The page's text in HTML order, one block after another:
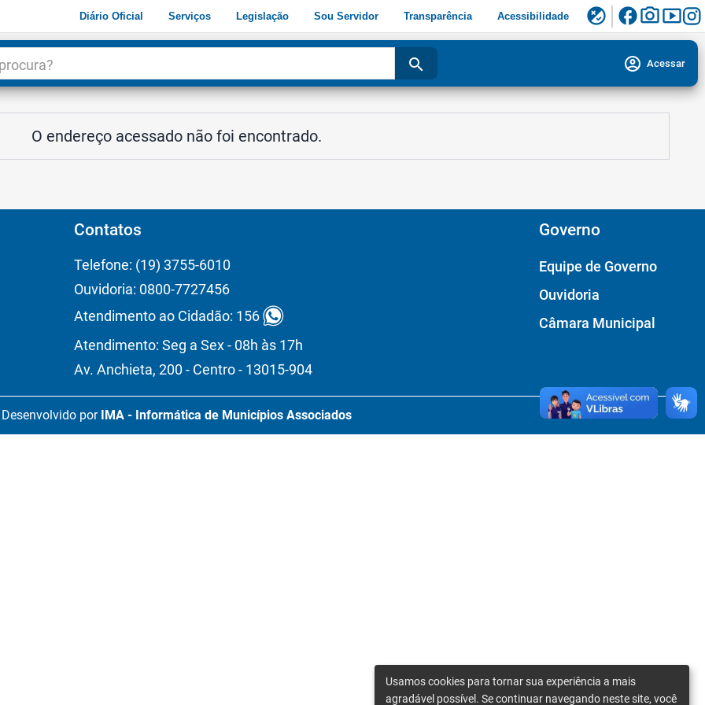
Diário Oficial Serviços Legislação Sou Servidor Transparência Acessibilidade flaky facebookphoto_camerasmart_display
search account_circle Acessar
O endereço acessado não foi encontrado.
Contatos
Telefone: (19) 3755-6010
Ouvidoria: 0800-7727456
Atendimento ao Cidadão: 156
Atendimento: Seg a Sex - 08h às 17h
Av. Anchieta, 200 - Centro - 13015-904
Governo
Equipe de Governo
Ouvidoria
Câmara Municipal
Desenvolvido por IMA - Informática de Municípios Associados
Usamos cookies para tornar sua experiência a mais
agradável possível. Se continuar navegando neste site, você